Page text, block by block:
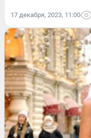
17 декабря, 2023, 11:00